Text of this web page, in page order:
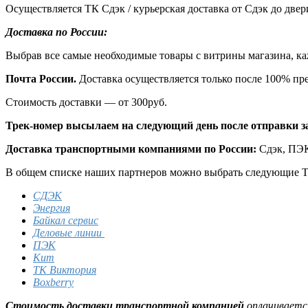
Осуществляется ТК Сдэк / курьерская доставка от Сдэк до
Доставка по России:
Выбрав все самые необходимые товары с витрины магазина,
Почта России. Доставка осуществляется только после 100%
Стоимость доставки — от 300руб.
Трек-номер высылаем на следующий день после отправки
Доставка транспортными компаниями по России: Сдэк,
В общем списке наших партнеров можно выбрать следующие
СДЭК
Энергия
Байкал сервис
Деловые линии
ПЭК
Кит
ТК Виктория
Boxberry
Стоимость доставки транспортной компанией